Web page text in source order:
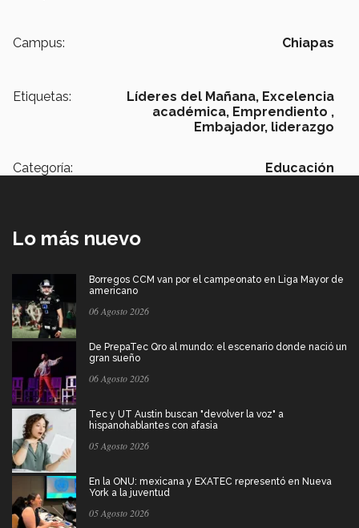
Campus: Chiapas
Etiquetas: Líderes del Mañana, Excelencia
académica, Emprendiento ,
Embajador, liderazgo
Categoría: Educación
Lo más nuevo
Borregos CCM van por el campeonato en Liga Mayor de
americano
06 Agosto 2026
De PrepaTec Qro al mundo: el escenario donde nació un
gran sueño
06 Agosto 2026
Tec y UT Austin buscan "devolver la voz" a
hispanohablantes con afasia
05 Agosto 2026
En la ONU: mexicana y EXATEC representó en Nueva
York a la juventud
05 Agosto 2026